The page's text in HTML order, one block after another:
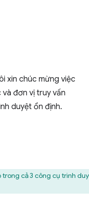
xin chúc mừng việc
đơn vị truy vấn
duyệt ổn định.
trong cả 3 công cụ trình